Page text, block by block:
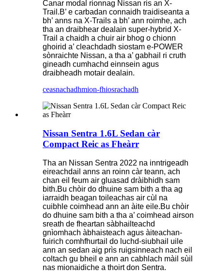
Canar modal rionnag Nissan ris an X-
Trail.B’ e carbadan connaidh traidiseanta a
bh’ anns na X-Trails a bh’ ann roimhe, ach
tha an draibhear dealain super-hybrid X-
Trail a chaidh a chuir air bhog o chionn
ghoirid a’ cleachdadh siostam e-POWER
sònraichte Nissan, a tha a’ gabhail ri cruth
gineadh cumhachd einnsein agus
draibheadh ​​​​motair dealain.
ceasnachadhmion-fhiosrachadh
Nissan Sentra 1.6L Sedan càr
Compact Reic as Fheàrr
Tha an Nissan Sentra 2022 na inntrigeadh
eireachdail anns an roinn càr teann, ach
chan eil feum air gluasad dràibhidh sam
bith.Bu chòir do dhuine sam bith a tha ag
iarraidh beagan toileachas air cùl na
cuibhle coimhead ann an àite eile.Bu chòir
do dhuine sam bith a tha a’ coimhead airson
sreath de fheartan sàbhailteachd
gnìomhach àbhaisteach agus àiteachan-
fuirich comhfhurtail do luchd-siubhail uile
ann an sedan aig prìs ruigsinneach nach eil
coltach gu bheil e ann an cabhlach màil sùil
nas mionaidiche a thoirt don Sentra.